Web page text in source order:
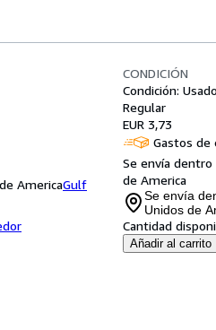
AmericaGulf
CONDICIÓN
Condición:
Regular
EUR 3,73
Gastos de
Se envía dentro
de America
Se envía
Unidos de
Cantidad
Añadir al carrito